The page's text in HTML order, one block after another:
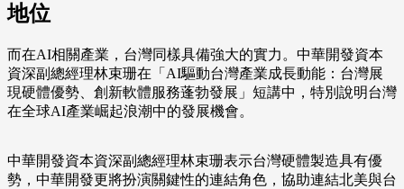
地位
而在AI相關產業，台灣同樣具備強大的實力。中華開發資本
資深副總經理林束珊在「AI驅動台灣產業成長動能：台灣展
現硬體優勢、創新軟體服務蓬勃發展」短講中，特別說明台灣
在全球AI產業崛起浪潮中的發展機會。
中華開發資本資深副總經理林束珊表示台灣硬體製造具有優
勢，中華開發更將扮演關鍵性的連結角色，協助連結北美與台